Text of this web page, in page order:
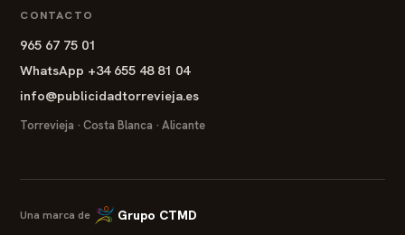
CONTACTO
965 67 75 01
WhatsApp +34 655 48 81 04
info@publicidadtorrevieja.es
Torrevieja · Costa Blanca · Alicante
Una marca de Grupo CTMD